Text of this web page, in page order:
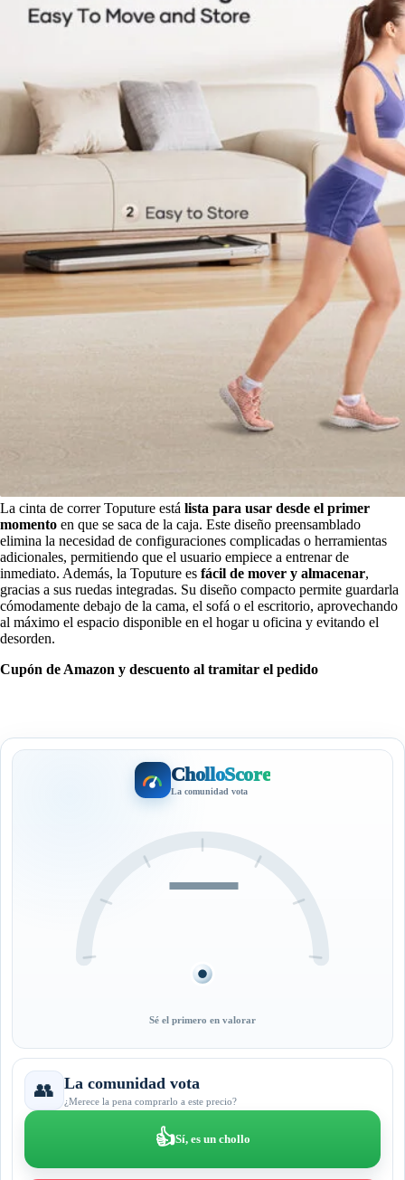
La cinta de correr Toputure está lista para usar desde el primer
momento en que se saca de la caja. Este diseño preensamblado
elimina la necesidad de configuraciones complicadas o herramientas
adicionales, permitiendo que el usuario empiece a entrenar de
inmediato. Además, la Toputure es fácil de mover y almacenar,
gracias a sus ruedas integradas. Su diseño compacto permite guardarla
cómodamente debajo de la cama, el sofá o el escritorio, aprovechando
al máximo el espacio disponible en el hogar u oficina y evitando el
desorden.
Cupón de Amazon y descuento al tramitar el pedido
CholloScore
La comunidad vota
—
Sé el primero en valorar
👥 La comunidad vota
¿Merece la pena comprarlo a este precio?
👍Sí, es un chollo